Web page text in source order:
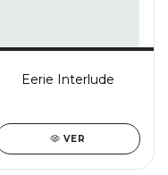
Eerie Interlude
VER